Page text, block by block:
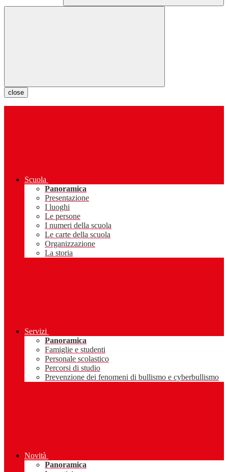
close
Scuola
Panoramica
Presentazione
I luoghi
Le persone
I numeri della scuola
Le carte della scuola
Organizzazione
La storia
Servizi
Panoramica
Famiglie e studenti
Personale scolastico
Percorsi di studio
Prevenzione dei fenomeni di bullismo e cyberbullismo
Novità
Panoramica